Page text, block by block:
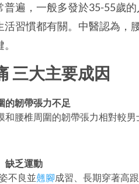
遍，一般多發於35-55歲
習慣都有關。中醫認為，
三大主要成因
的韌帶張力不足
和腰椎周圍的韌帶張力相對較
缺乏運動
不良並翹腳成習、長期穿著高